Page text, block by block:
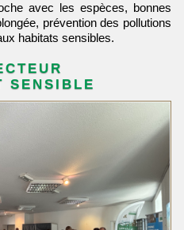
avec les espèces, bonnes
prévention des pollutions
habitats sensibles.
SENSIBLE